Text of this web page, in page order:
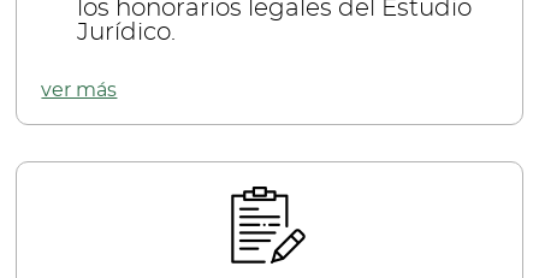
los honorarios legales del Estudio
Jurídico.
ver más